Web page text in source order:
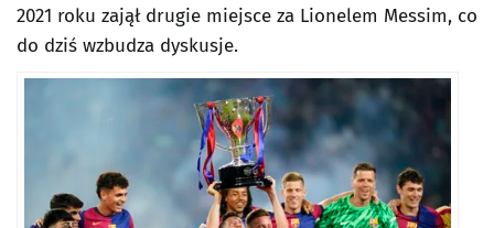
2021 roku zajął drugie miejsce za Lionelem Messim, co
do dziś wzbudza dyskusje.